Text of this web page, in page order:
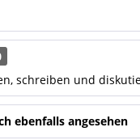
schreiben und
ebenfalls angesehen